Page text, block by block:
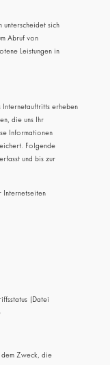
unterscheidet sich
Abruf von
Leistungen in
Internetauftritts erheben
die uns Ihr
Informationen
Folgende
und bis zur
Internetseiten
(Datei
dem Zweck, die